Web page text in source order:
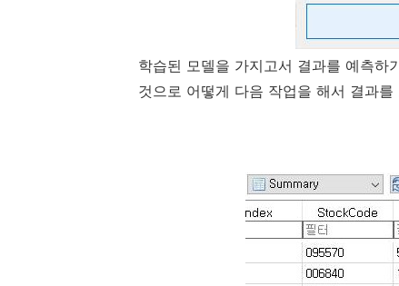
학습된 모델을 가지고서 결과를 예측하
것으로 어떻게 다음 작업을 해서 결과를